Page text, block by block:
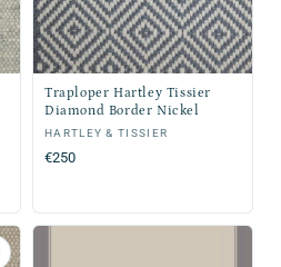
Traploper Hartley Tissier
Diamond Border Nickel
Verkoper:
HARTLEY & TISSIER
Normale
€250